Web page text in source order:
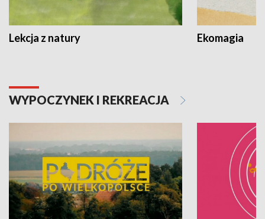
Lekcja z natury Ekomagia
WYPOCZYNEK I REKREACJA